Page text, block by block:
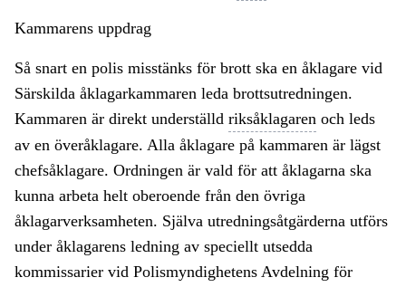
Kammarens uppdrag
Så snart en polis misstänks för brott ska en åklagare vid
Särskilda åklagarkammaren leda brottsutredningen.
Kammaren är direkt underställd riksåklagaren och leds
av en överåklagare. Alla åklagare på kammaren är lägst
chefsåklagare. Ordningen är vald för att åklagarna ska
kunna arbeta helt oberoende från den övriga
åklagarverksamheten. Själva utredningsåtgärderna utförs
under åklagarens ledning av speciellt utsedda
kommissarier vid Polismyndighetens Avdelning för